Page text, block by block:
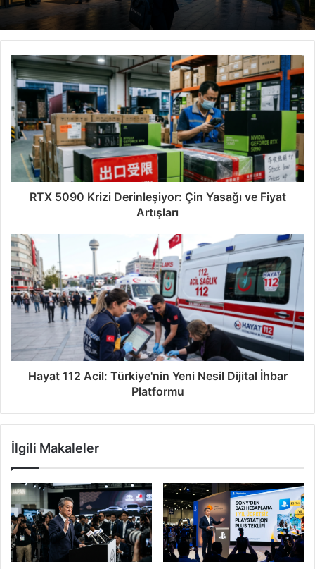
RTX 5090 Krizi Derinleşiyor: Çin Yasağı ve Fiyat
Artışları
Hayat 112 Acil: Türkiye'nin Yeni Nesil Dijital İhbar
Platformu
İlgili Makaleler